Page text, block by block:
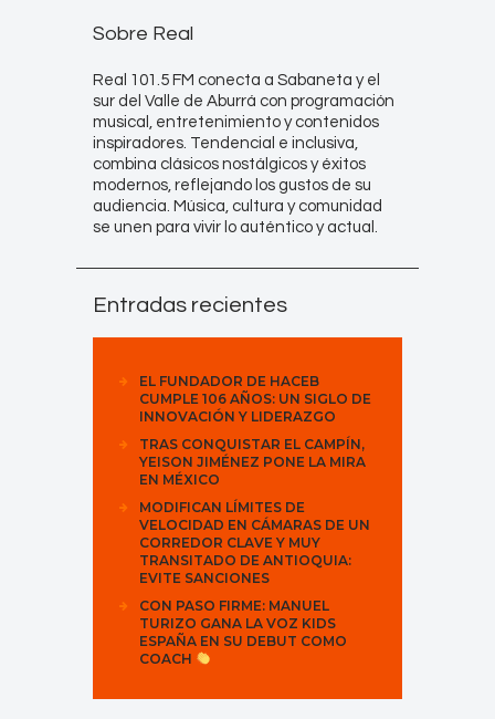
Sobre Real
Real 101.5 FM conecta a Sabaneta y el
sur del Valle de Aburrá con programación
musical, entretenimiento y contenidos
inspiradores. Tendencial e inclusiva,
combina clásicos nostálgicos y éxitos
modernos, reflejando los gustos de su
audiencia. Música, cultura y comunidad
se unen para vivir lo auténtico y actual.
Entradas recientes
EL FUNDADOR DE HACEB
CUMPLE 106 AÑOS: UN SIGLO DE
INNOVACIÓN Y LIDERAZGO
TRAS CONQUISTAR EL CAMPÍN,
YEISON JIMÉNEZ PONE LA MIRA
EN MÉXICO
MODIFICAN LÍMITES DE
VELOCIDAD EN CÁMARAS DE UN
CORREDOR CLAVE Y MUY
TRANSITADO DE ANTIOQUIA:
EVITE SANCIONES
CON PASO FIRME: MANUEL
TURIZO GANA LA VOZ KIDS
ESPAÑA EN SU DEBUT COMO
COACH